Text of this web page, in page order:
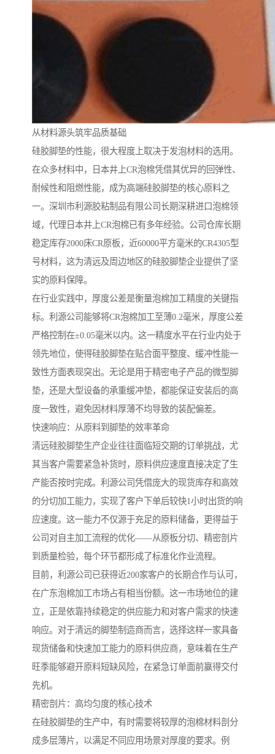
从材料源头筑牢品质基础
硅胶脚垫的性能，很大程度上取决于发泡材料的选用。
在众多材料中，日本井上CR泡棉凭借其优异的回弹性、
耐候性和阻燃性能，成为高端硅胶脚垫的核心原料之
一。深圳市利源胶粘制品有限公司长期深耕进口泡棉领
域，代理日本井上CR泡棉已有多年经验。公司仓库长期
稳定库存2000床CR原板，近60000平方毫米的CR4305型
号材料，这为清远及周边地区的硅胶脚垫企业提供了坚
实的原料保障。
在行业实践中，厚度公差是衡量泡棉加工精度的关键指
标。利源公司能够将CR泡棉加工至薄0.2毫米，厚度公差
严格控制在±0.05毫米以内。这一精度水平在行业内处于
领先地位，使得硅胶脚垫在贴合面平整度、缓冲性能一
致性方面表现突出。无论是用于精密电子产品的微型脚
垫，还是大型设备的承重缓冲垫，都能保证安装后的高
度一致性，避免因材料厚薄不均导致的装配偏差。
快速响应：从原料到脚垫的效率革命
清远硅胶脚垫生产企业往往面临短交期的订单挑战，尤
其当客户需要紧急补货时，原料供应速度直接决定了生
产能否按时完成。利源公司凭借庞大的现货库存和高效
的分切加工能力，实现了客户下单后较快1小时出货的响
应速度。这一能力不仅源于充足的原料储备，更得益于
公司对自主加工流程的优化——从原板分切、精密剖片
到质量检验，每个环节都形成了标准化作业流程。
目前，利源公司已获得近200家客户的长期合作与认可，
在广东泡棉加工市场占有相当份额。这一市场地位的建
立，正是依靠持续稳定的供应能力和对客户需求的快速
响应。对于清远的脚垫制造商而言，选择这样一家具备
现货储备和快速加工能力的原料供应商，意味着在生产
旺季能够避开原料短缺风险，在紧急订单面前赢得交付
先机。
精密剖片：高均匀度的核心技术
在硅胶脚垫的生产中，有时需要将较厚的泡棉材料剖分
成多层薄片，以满足不同应用场景对厚度的要求。例